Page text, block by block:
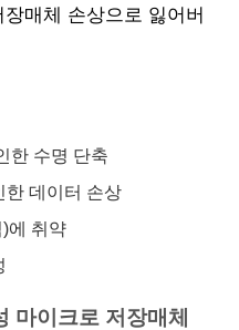
매체 손상으로 잃어버
한 수명 단축
한 데이터 손상
에 취약
마이크로 저장매체